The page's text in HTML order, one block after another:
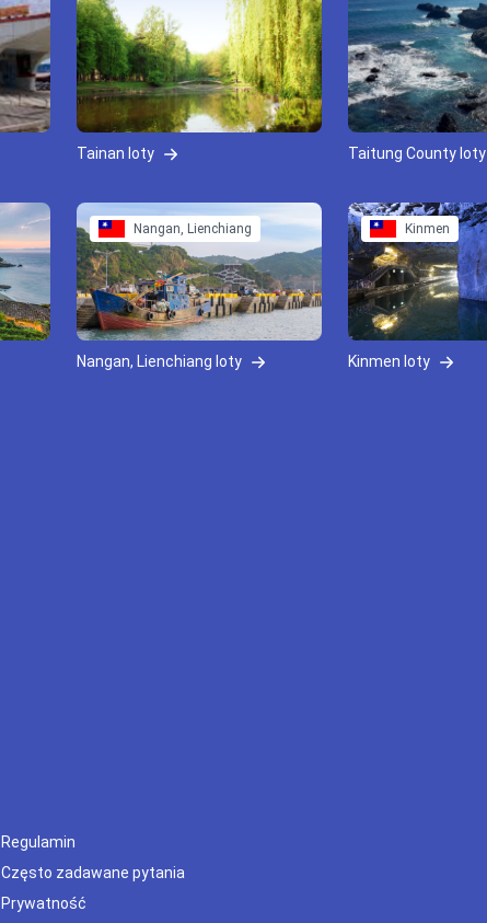
Tainan loty Taitung County loty
Nangan, Lienchiang
Nangan, Lienchiang loty
Kinmen
Kinmen loty
Regulamin
Często zadawane pytania
Prywatność